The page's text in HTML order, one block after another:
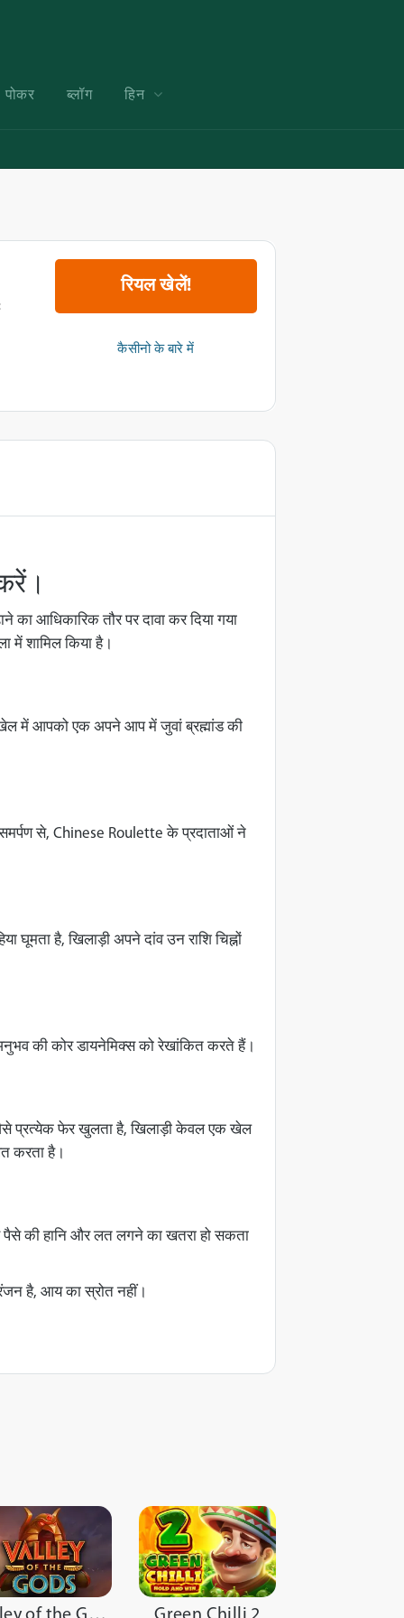
पोकर ब्लॉग हिन
रियल खेलें!
कैसीनो के बारे में
आधिकारिक तौर पर दावा कर दिया गया
में शामिल किया है।
खेल में आपको एक अपने आप में जुवां ब्रह्मांड की
समर्पण से, Chinese Roulette के प्रदाताओं ने
है, खिलाड़ी अपने दांव उन राशि चिह्नों
की कोर डायनेमिक्स को रेखांकित करते हैं।
प्रत्येक फेर खुलता है, खिलाड़ी केवल एक खेल
करता है।
की हानि और लत लगने का खतरा हो सकता
है, आय का स्रोत नहीं।